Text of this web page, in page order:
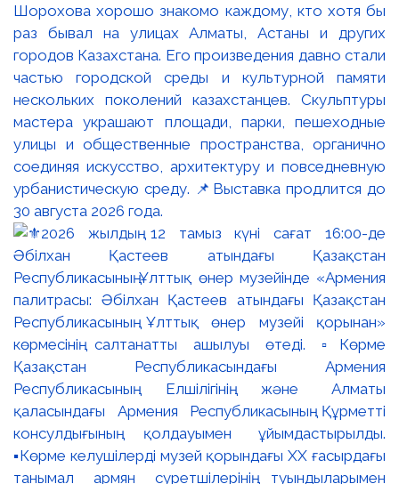
Шорохова хорошо знакомо каждому, кто хотя бы
раз бывал на улицах Алматы, Астаны и других
городов Казахстана. Его произведения давно стали
частью городской среды и культурной памяти
нескольких поколений казахстанцев. Скульптуры
мастера украшают площади, парки, пешеходные
улицы и общественные пространства, органично
соединяя искусство, архитектуру и повседневную
урбанистическую среду. 📌Выставка продлится до
30 августа 2026 года.